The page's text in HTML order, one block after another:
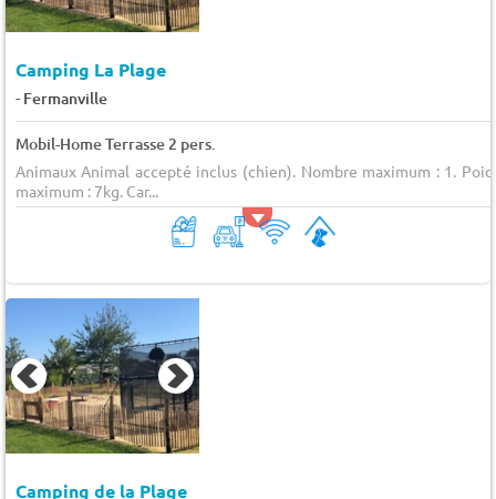
Camping La Plage
- Fermanville
Mobil-Home Terrasse 2 pers.
Animaux Animal accepté inclus (chien). Nombre maximum : 1.
maximum : 7kg. Car...
Camping de la Plage